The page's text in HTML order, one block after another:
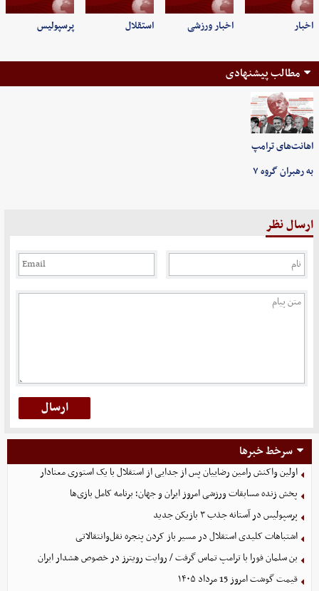
اخبار اخبار ورزشی استقلال پرسپولیس
مطالب پیشنهادی
اهانت‌های ترامپ
به رهبران گروه ۷
ارسال نظر
سرخط خبرها
اولین واکنش رامین رضاییان پس از جدایی از استقلال با یک استوری معنادار
پخش زنده مسابقات ورزشی امروز ایران و جهان؛ برنامه کامل بازی‌ها
پرسپولیس در آستانه جذب ۳ بازیکن جدید
اشتباهات کلیدی استقلال در مسیر باز کردن پنجره نقل‌وانتقالاتی
بن سلمان فورا با ترامپ تماس گرفت / روایت رویترز در خصوص هشدار ایران
قیمت گوشت امروز 15 مرداد ۱۴۰۵